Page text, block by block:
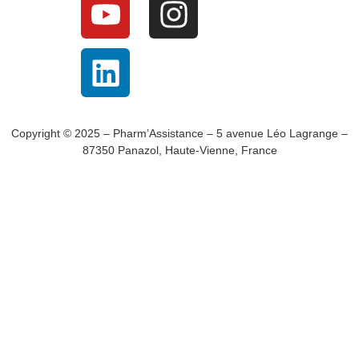
Copyright © 2025 – Pharm’Assistance – 5 avenue Léo Lagrange –
87350 Panazol, Haute-Vienne, France